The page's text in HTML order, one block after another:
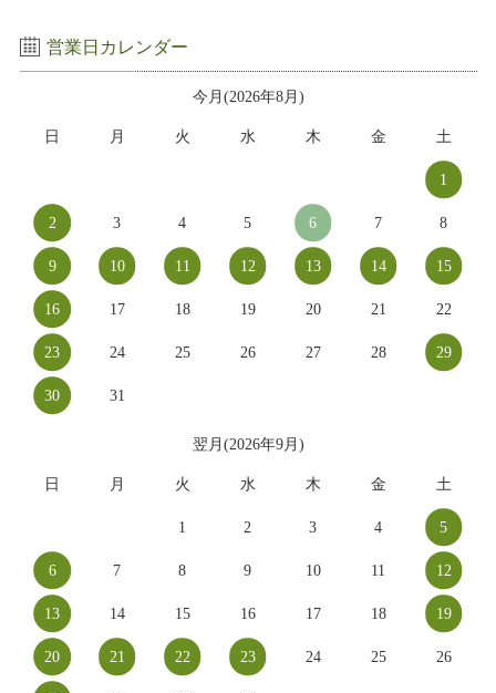
営業日カレンダー
今月(2026年8月)
日 月 火 水 木 金 土
1
2 3 4 5 6 7 8
9 10 11 12 13 14 15
16 17 18 19 20 21 22
23 24 25 26 27 28 29
30 31
翌月(2026年9月)
日 月 火 水 木 金 土
1 2 3 4 5
6 7 8 9 10 11 12
13 14 15 16 17 18 19
20 21 22 23 24 25 26